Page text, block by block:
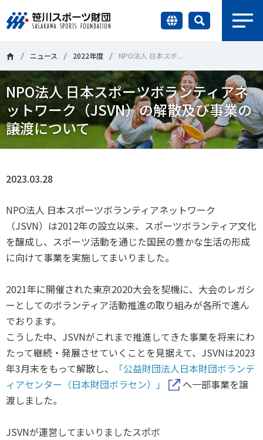
財団情報
研究員紹介
調査・研究
知る学ぶ
ニュース
お問い合わせ・お申し込み
＃誰が子どものスポーツをささえるのか ＃部活動
＃アクティブなまちづくり ＃日本人の身体活動と健康寿命
＃高齢者スポーツ
調査・研究
スポーツ白書
政策提言
子どものスポーツ
障害者スポーツ
スポーツによるまちづくり
スポーツ・ガバナンス
スポーツボランティア
健康とスポーツ
ニュース 2022年度 NPO法人 日本スポ...
NPO法人 日本スポーツボランティアネ
ットワーク（JSVN）の解散及び事業の
譲渡について
2023.03.28
NPO法人 日本スポーツボランティアネットワーク
（JSVN）は2012年の設立以来、スポーツボランティア文化
を醸成し、スポーツ活動を通じた国民の豊かな生活の形成
に向けて事業を実施してまいりました。
2021年に開催された東京2020大会を契機に、大会のレガシ
ーとしてのボランティア活動推進の取り組みが各所で進ん
でおります。
こうした中、JSVNがこれまで推進してきた事業を将来にわ
たって継続・発展させていくことを見据えて、JSVNは2023
年3月末をもって解散し、
「公益財団法人日本財団ボランテ
ィアセンター（日本財団ボラセン）」
へ一部事業を譲
渡しました。
JSVNが運営してまいりましたスポボ